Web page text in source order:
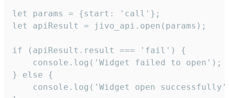
let params = {start: 'call'};
let apiResult = jivo_api.open(params);
if (apiResult.result === 'fail') {
    console.log('Widget failed to open');
} else {
console.log('Widget open